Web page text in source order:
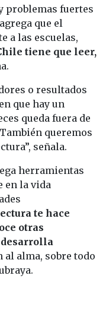
problemas fuertes
que el
a las escuelas,
tiene que leer,
o resultados
que hay un
queda fuera de
queremos
señala.
herramientas
en la vida
te hace
otras
al alma, sobre todo